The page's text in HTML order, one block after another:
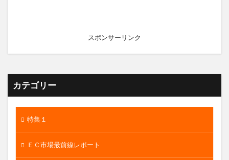
スポンサーリンク
カテゴリー
特集１
ＥＣ市場最前線レポート